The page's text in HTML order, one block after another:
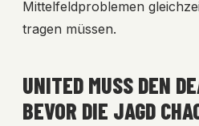
Mittelfeldproblemen
tragen müssen.
UNITED MUSS DEN
EVOR DIE JAGD